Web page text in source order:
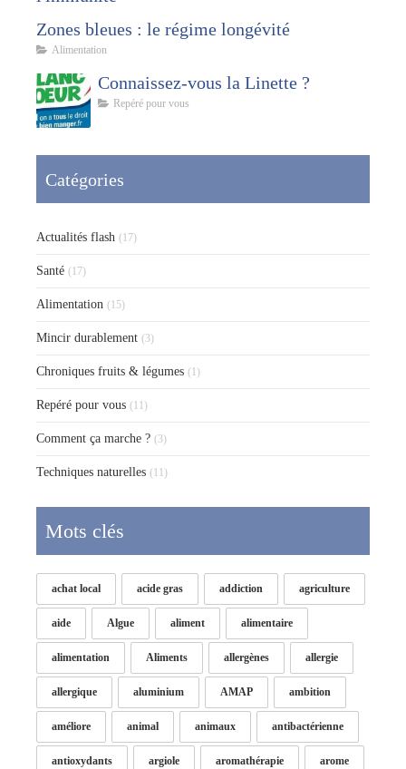
Zones bleues : le régime longévité
Alimentation
Connaissez-vous la Linette ?
Repéré pour vous
Catégories
Actualités flash (17)
Santé (17)
Alimentation (15)
Mincir durablement (3)
Chroniques fruits & légumes (1)
Repéré pour vous (11)
Comment ça marche ? (3)
Techniques naturelles (11)
Mots clés
achat local acide gras addiction agriculture
aide Algue aliment alimentaire
alimentation Aliments allergènes allergie
allergique aluminium AMAP ambition
améliore animal animaux antibactérienne
antioxydants argiole aromathérapie arome